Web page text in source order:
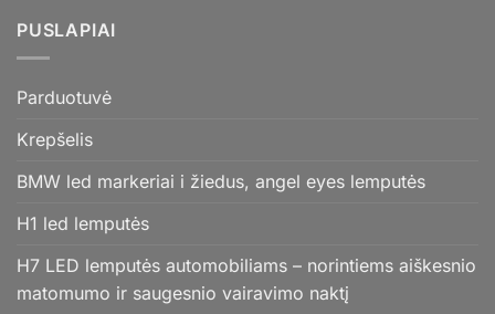
PUSLAPIAI
Parduotuvė
Krepšelis
BMW led markeriai i žiedus, angel eyes lemputės
H1 led lemputės
H7 LED lemputės automobiliams – norintiems aiškesnio
matomumo ir saugesnio vairavimo naktį